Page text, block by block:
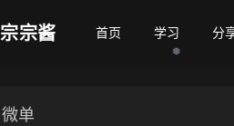
宗宗酱 首页 学习 分
微单